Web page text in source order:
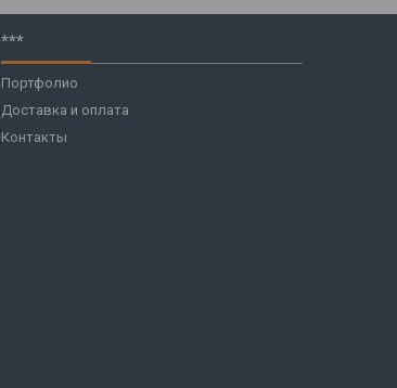
***
Портфолио
Доставка и оплата
Контакты